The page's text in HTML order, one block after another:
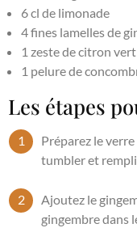
6 cl de limonade
4 fines lamelles de
1 zeste de citron vert
1 pelure de
Les étapes
Préparez le
tumbler et
Ajoutez le
gingembre dans